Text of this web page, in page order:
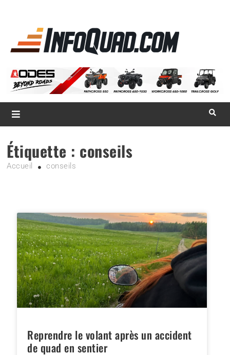
Magazine InfoQuad.com
Étiquette : conseils
Accueil conseils
Reprendre le volant après un accident
de quad en sentier